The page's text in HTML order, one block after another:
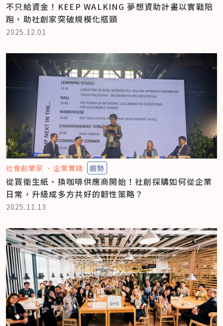
不只給資金！KEEP WALKING 夢想資助計畫以實戰陪
跑，助社創家突破規模化瓶頸
2025.12.01
社會創業家 企業實踐 趨勢
從買衛生紙、換咖啡供應商開始！社創採購如何從企業
日常，升級成多方共好的韌性策略？
2025.11.13